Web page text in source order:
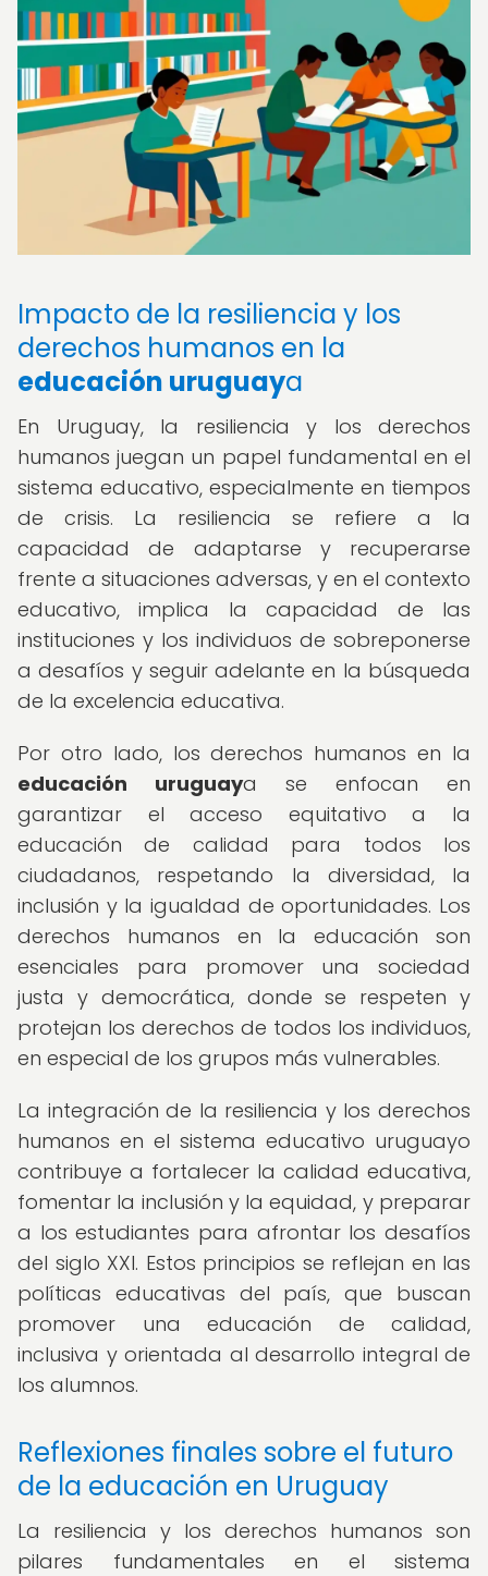
Impacto de la resiliencia y los
derechos humanos en la
educación uruguaya
En Uruguay, la resiliencia y los derechos
humanos juegan un papel fundamental en el
sistema educativo, especialmente en tiempos
de crisis. La resiliencia se refiere a la
capacidad de adaptarse y recuperarse
frente a situaciones adversas, y en el contexto
educativo, implica la capacidad de las
instituciones y los individuos de sobreponerse
a desafíos y seguir adelante en la búsqueda
de la excelencia educativa.
Por otro lado, los derechos humanos en la
educación uruguaya se enfocan en
garantizar el acceso equitativo a la
educación de calidad para todos los
ciudadanos, respetando la diversidad, la
inclusión y la igualdad de oportunidades. Los
derechos humanos en la educación son
esenciales para promover una sociedad
justa y democrática, donde se respeten y
protejan los derechos de todos los individuos,
en especial de los grupos más vulnerables.
La integración de la resiliencia y los derechos
humanos en el sistema educativo uruguayo
contribuye a fortalecer la calidad educativa,
fomentar la inclusión y la equidad, y preparar
a los estudiantes para afrontar los desafíos
del siglo XXI. Estos principios se reflejan en las
políticas educativas del país, que buscan
promover una educación de calidad,
inclusiva y orientada al desarrollo integral de
los alumnos.
Reflexiones finales sobre el futuro
de la educación en Uruguay
La resiliencia y los derechos humanos son
pilares fundamentales en el sistema